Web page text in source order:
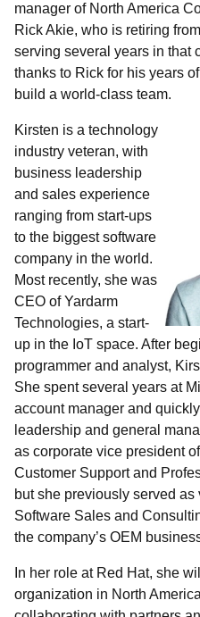
manager of North America
Rick Akie, who is retiring
serving several years in that
thanks to Rick for his years
build a world-class team.
Kirsten is a technology
industry veteran, with
business leadership
and sales experience
ranging from start-ups
to the biggest software
company in the world.
Most recently, she was
CEO of Yardarm
Technologies, a start-
up in the IoT space. After
programmer and analyst,
She spent several years at
account manager and
leadership and general
as corporate vice president
Customer Support and
but she previously served
Software Sales and
the company’s OEM
In her role at Red Hat, she
organization in North